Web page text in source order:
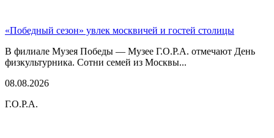
«Победный сезон» увлек москвичей и гостей столицы
В филиале Музея Победы — Музее Г.О.Р.А. отмечают День
физкультурника. Сотни семей из Москвы...
08.08.2026
Г.О.Р.А.